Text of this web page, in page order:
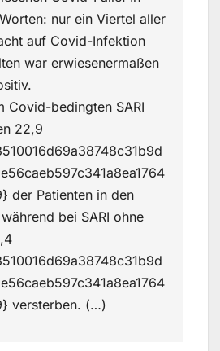
nur ein Viertel aller
auf Covid-Infektion
war erwiesenermaßen
Covid-bedingten SARI
22,9
der Patienten in den
bei SARI ohne
versterben. (…)